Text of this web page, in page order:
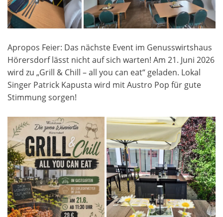
Apropos Feier: Das nächste Event im Genusswirtshaus
Hörersdorf lässt nicht auf sich warten! Am 21. Juni 2026
wird zu „Grill & Chill – all you can eat“ geladen. Lokal
Singer Patrick Kapusta wird mit Austro Pop für gute
Stimmung sorgen!